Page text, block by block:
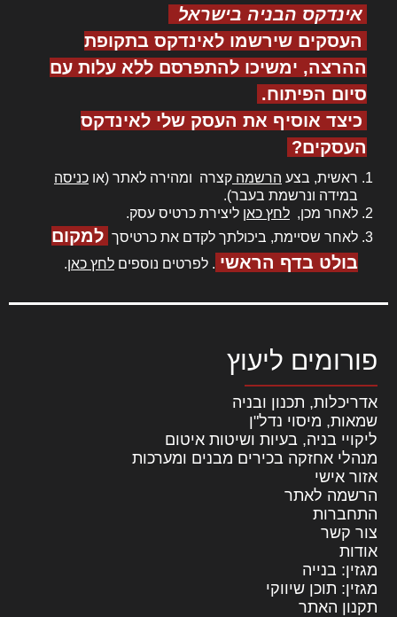
אינדקס הבניה בישראל
העסקים שירשמו לאינדקס בתקופת
ההרצה, ימשיכו להתפרסם ללא עלות עם
סיום הפיתוח.
כיצד אוסיף את העסק שלי לאינדקס
העסקים?
ראשית, בצע הרשמה קצרה ומהירה לאתר (או כניסה
במידה ונרשמת בעבר).
לאחר מכן, לחץ כאן ליצירת כרטיס עסק.
לאחר שסיימת, ביכולתך לקדם את כרטיסך למקום
בולט בדף הראשי . לפרטים נוספים לחץ כאן.
פורומים ליעוץ
אדריכלות, תכנון ובניה
שמאות, מיסוי נדל"ן
ליקויי בניה, בעיות ושיטות איטום
מנהלי אחזקה בכירים מבנים ומערכות
אזור אישי
הרשמה לאתר
התחברות
צור קשר
אודות
מגזין: בנייה
מגזין: תוכן שיווקי
תקנון האתר